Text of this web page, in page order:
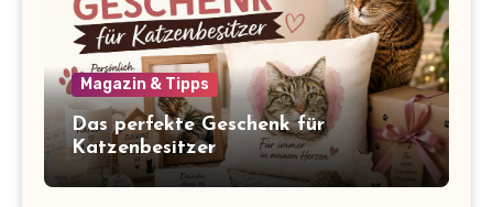
Magazin & Tipps
Das perfekte Geschenk für
Katzenbesitzer